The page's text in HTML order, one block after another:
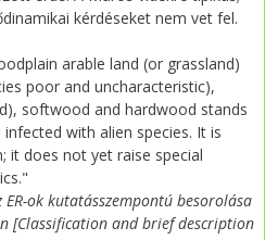
kérdéseket nem vet fel.
arable land (or grassland)
poor and uncharacteristic),
softwood and hardwood stands
with alien species. It is
it does not yet raise special
ok kutatásszempontú besorolása
[Classification and brief description